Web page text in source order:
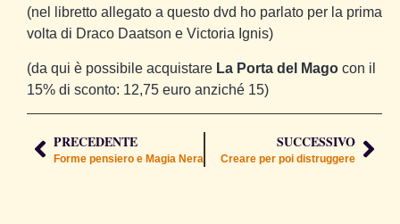
(nel libretto allegato a questo dvd ho parlato per la prima
volta di Draco Daatson e Victoria Ignis)
(da qui è possibile acquistare La Porta del Mago con il
15% di sconto: 12,75 euro anziché 15)
PRECEDENTE
Forme pensiero e Magia Nera
SUCCESSIVO
Creare per poi distruggere